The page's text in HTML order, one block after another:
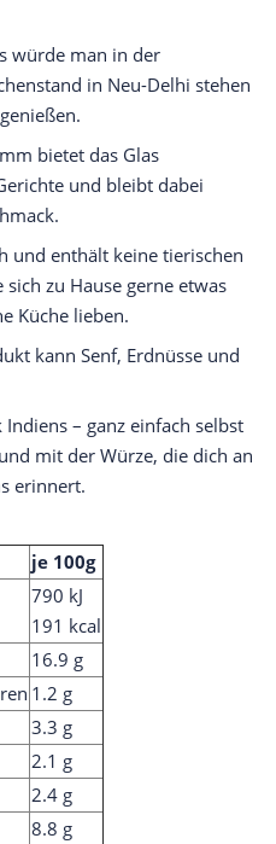
würde man in der
in Neu-Delhi stehen
bietet das Glas
und bleibt dabei
und enthält keine tierischen
zu Hause gerne etwas
Küche lieben.
kann Senf, Erdnüsse und
– ganz einfach selbst
mit der Würze, die dich an
erinnert.
je 100g
790 kJ
191 kcal
16.9 g
1.2 g
3.3 g
2.1 g
2.4 g
8.8 g